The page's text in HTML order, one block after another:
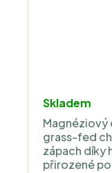
Skladem
Magnéziový
grass-fed
zápach díky
přirozené